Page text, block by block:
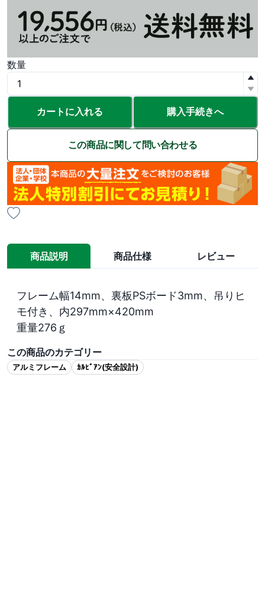
数量
カートに入れる 購入手続きへ
この商品に関して問い合わせる
商品説明 商品仕様 レビュー
フレーム幅14mm、裏板PSボード3mm、吊りヒ
モ付き、内297mm×420mm
重量276ｇ
この商品のカテゴリー
アルミフレーム ｶﾙﾋﾞｱﾝ(安全設計)